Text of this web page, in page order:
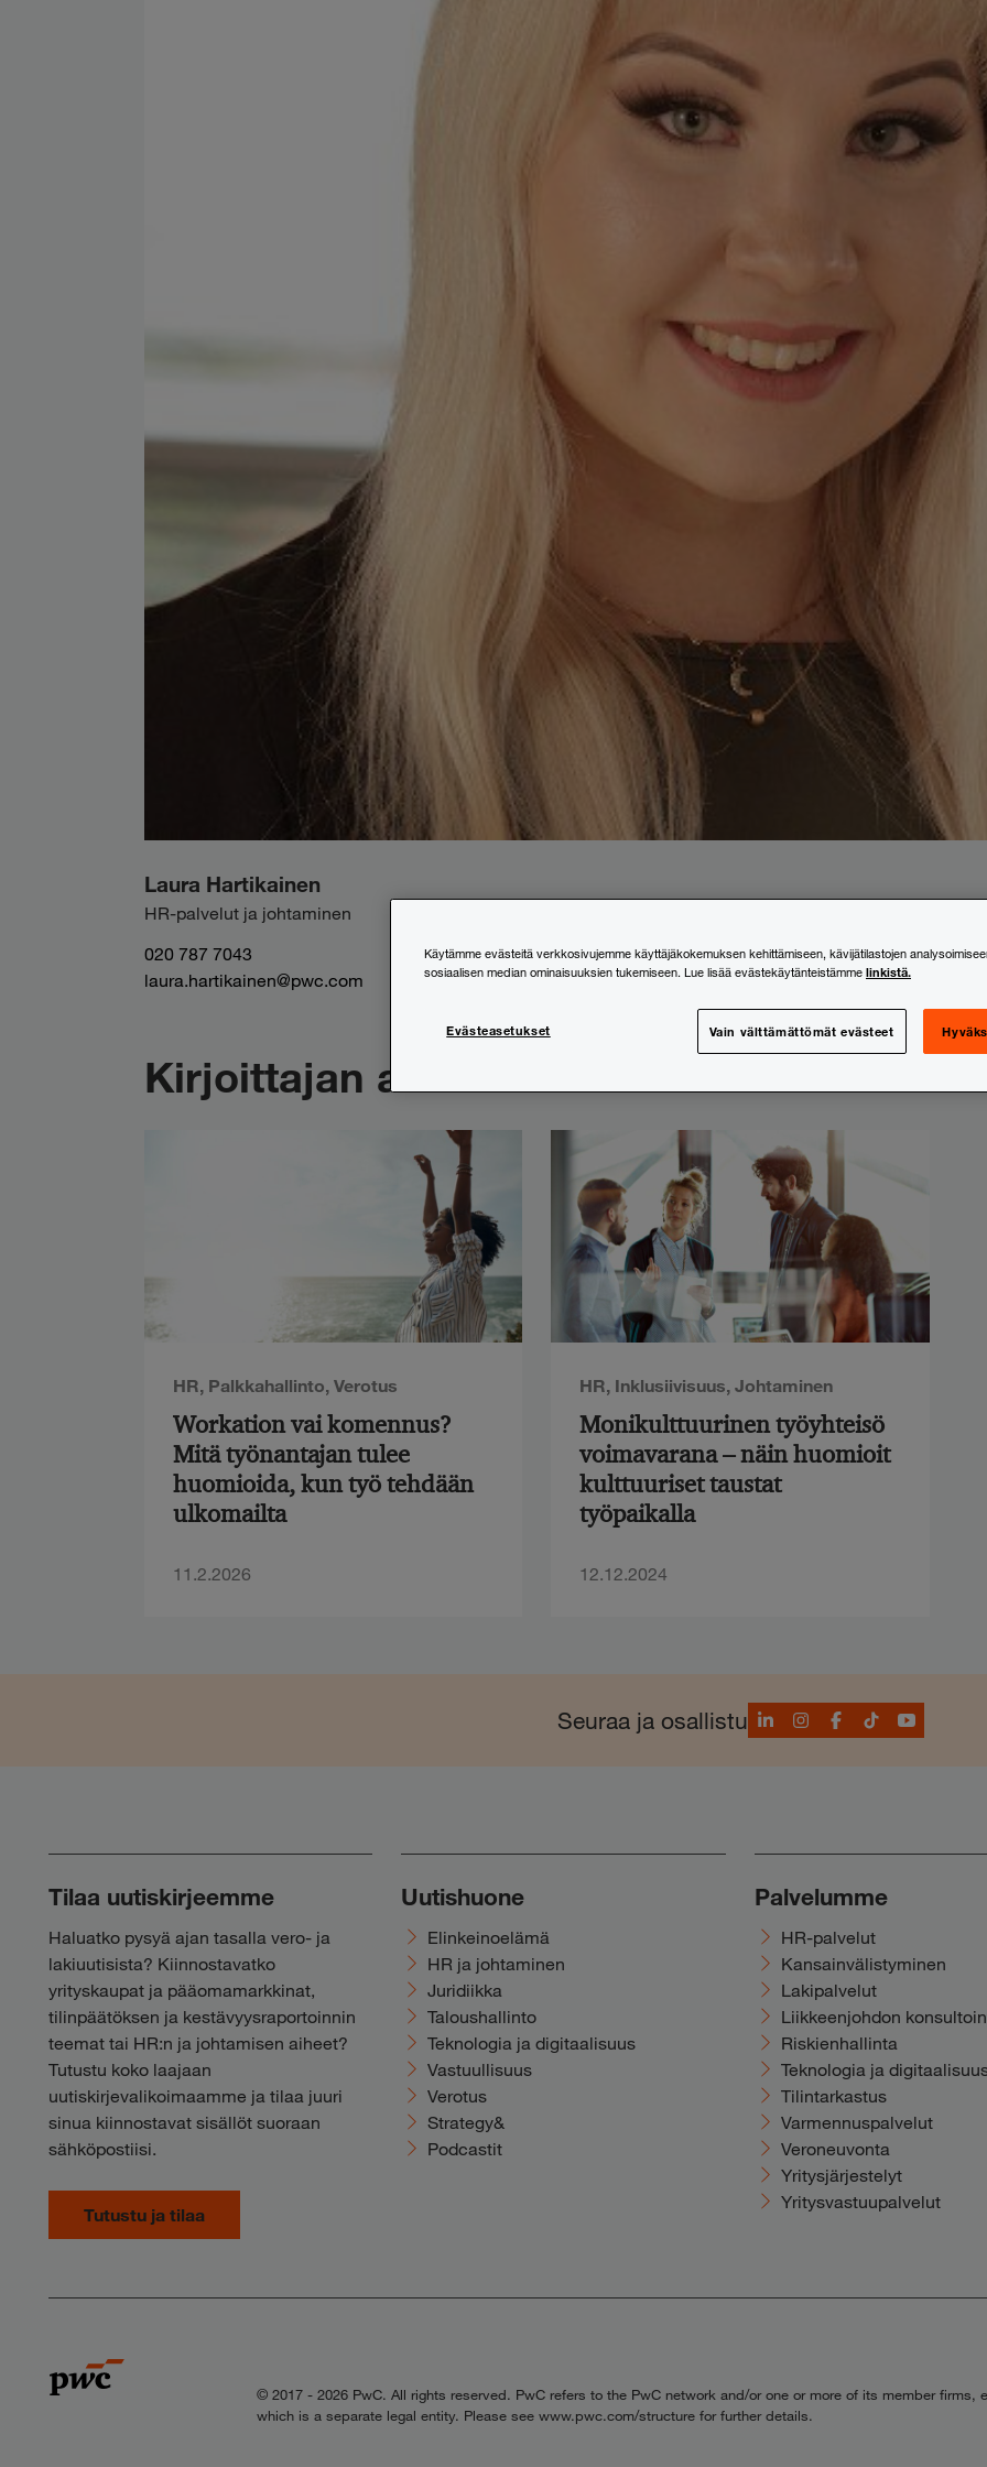
Laura Hartikainen
HR-palvelut ja johtaminen
020 787 7043
laura.hartikainen@pwc.com
Kirjoittajan artikkelit
HR Palkkahallinto ,Verotus
Workation vai komennus?
Mitä työnantajan tulee
huomioida, kun työ tehdään
ulkomailta
11.2.2026
HR Inklusiivisuus ,Johtaminen
Monikulttuurinen työyhteisö
voimavarana – näin huomioit
kulttuuriset taustat
työpaikalla
12.12.2024
Seuraa ja osallistuLinkedInInstagram
Facebook
TikTokYouTube
Tilaa uutiskirjeemme
Haluatko pysyä ajan tasalla vero- ja
lakiuutisista? Kiinnostavatko
yrityskaupat ja pääomamarkkinat,
tilinpäätöksen ja kestävyysraportoinnin
teemat tai HR:n ja johtamisen aiheet?
Tutustu koko laajaan
uutiskirjevalikoimaamme ja tilaa juuri
sinua kiinnostavat sisällöt suoraan
sähköpostiisi.
Tutustu ja tilaa
Uutishuone
Elinkeinoelämä
HR ja johtaminen
Juridiikka
Taloushallinto
Teknologia ja digitaalisuus
Vastuullisuus
Verotus
Strategy&
Podcastit
Palvelumme
HR-palvelut
Kansainvälistyminen
Lakipalvelut
Liikkeenjohdon
Riskienhallinta
Teknologia ja
Tilintarkastus
Varmennuspalvelut
Veroneuvonta
Yritysjärjestelyt
Yritysvastuupalvelut
© 2017 - 2026 PwC. All rights reserved. PwC refers to the PwC network and/or one or more of its member firms,
which is a separate legal entity. Please see www.pwc.com/structure for further details.
Käytämme evästeitä verkkosivujemme käyttäjäkokemuksen kehittämiseen, kävijätilastojen
sosiaalisen median ominaisuuksien tukemiseen. Lue lisää evästekäytänteistämme linkistä.
Evästeasetukset Vain välttämättömät evästeet